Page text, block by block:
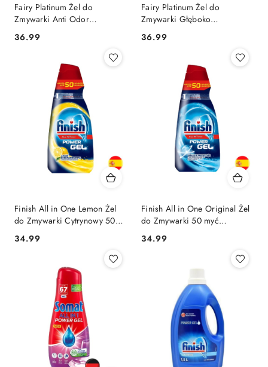
Fairy Platinum Żel do
Zmywarki Anti Odor
cykli (Holandia)
Cena:
36.99
Fairy Platinum Żel do
Zmywarki Głęboko
Cytrynowy 50 cykli (Holandia)
Cena:
36.99
Finish All in One Lemon Żel
do Zmywarki Cytrynowy 50
myć (Hiszpania)
Cena:
34.99
Finish All in One Original Żel
do Zmywarki 50 myć
(Hiszpania)
Cena:
34.99